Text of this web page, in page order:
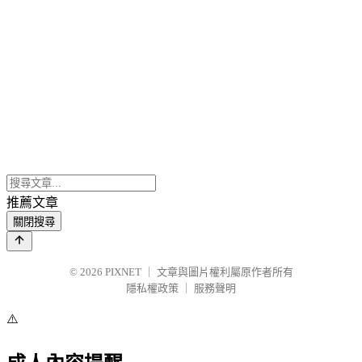
推薦文章
關閉搜尋
© 2026 PIXNET
文章與圖片權利屬原作者所有
隱私權政策
服務聲明
⚠️